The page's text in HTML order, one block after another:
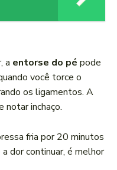
a entorse do pé pode
você torce o
os ligamentos. A
notar inchaço.
fria por 20 minutos
a dor continuar, é melhor